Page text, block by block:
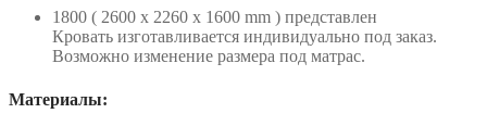
1800 ( 2600 x 2260 x 1600 mm ) представлен
Кровать изготавливается индивидуально под заказ.
Возможно изменение размера под матрас.
Материалы: